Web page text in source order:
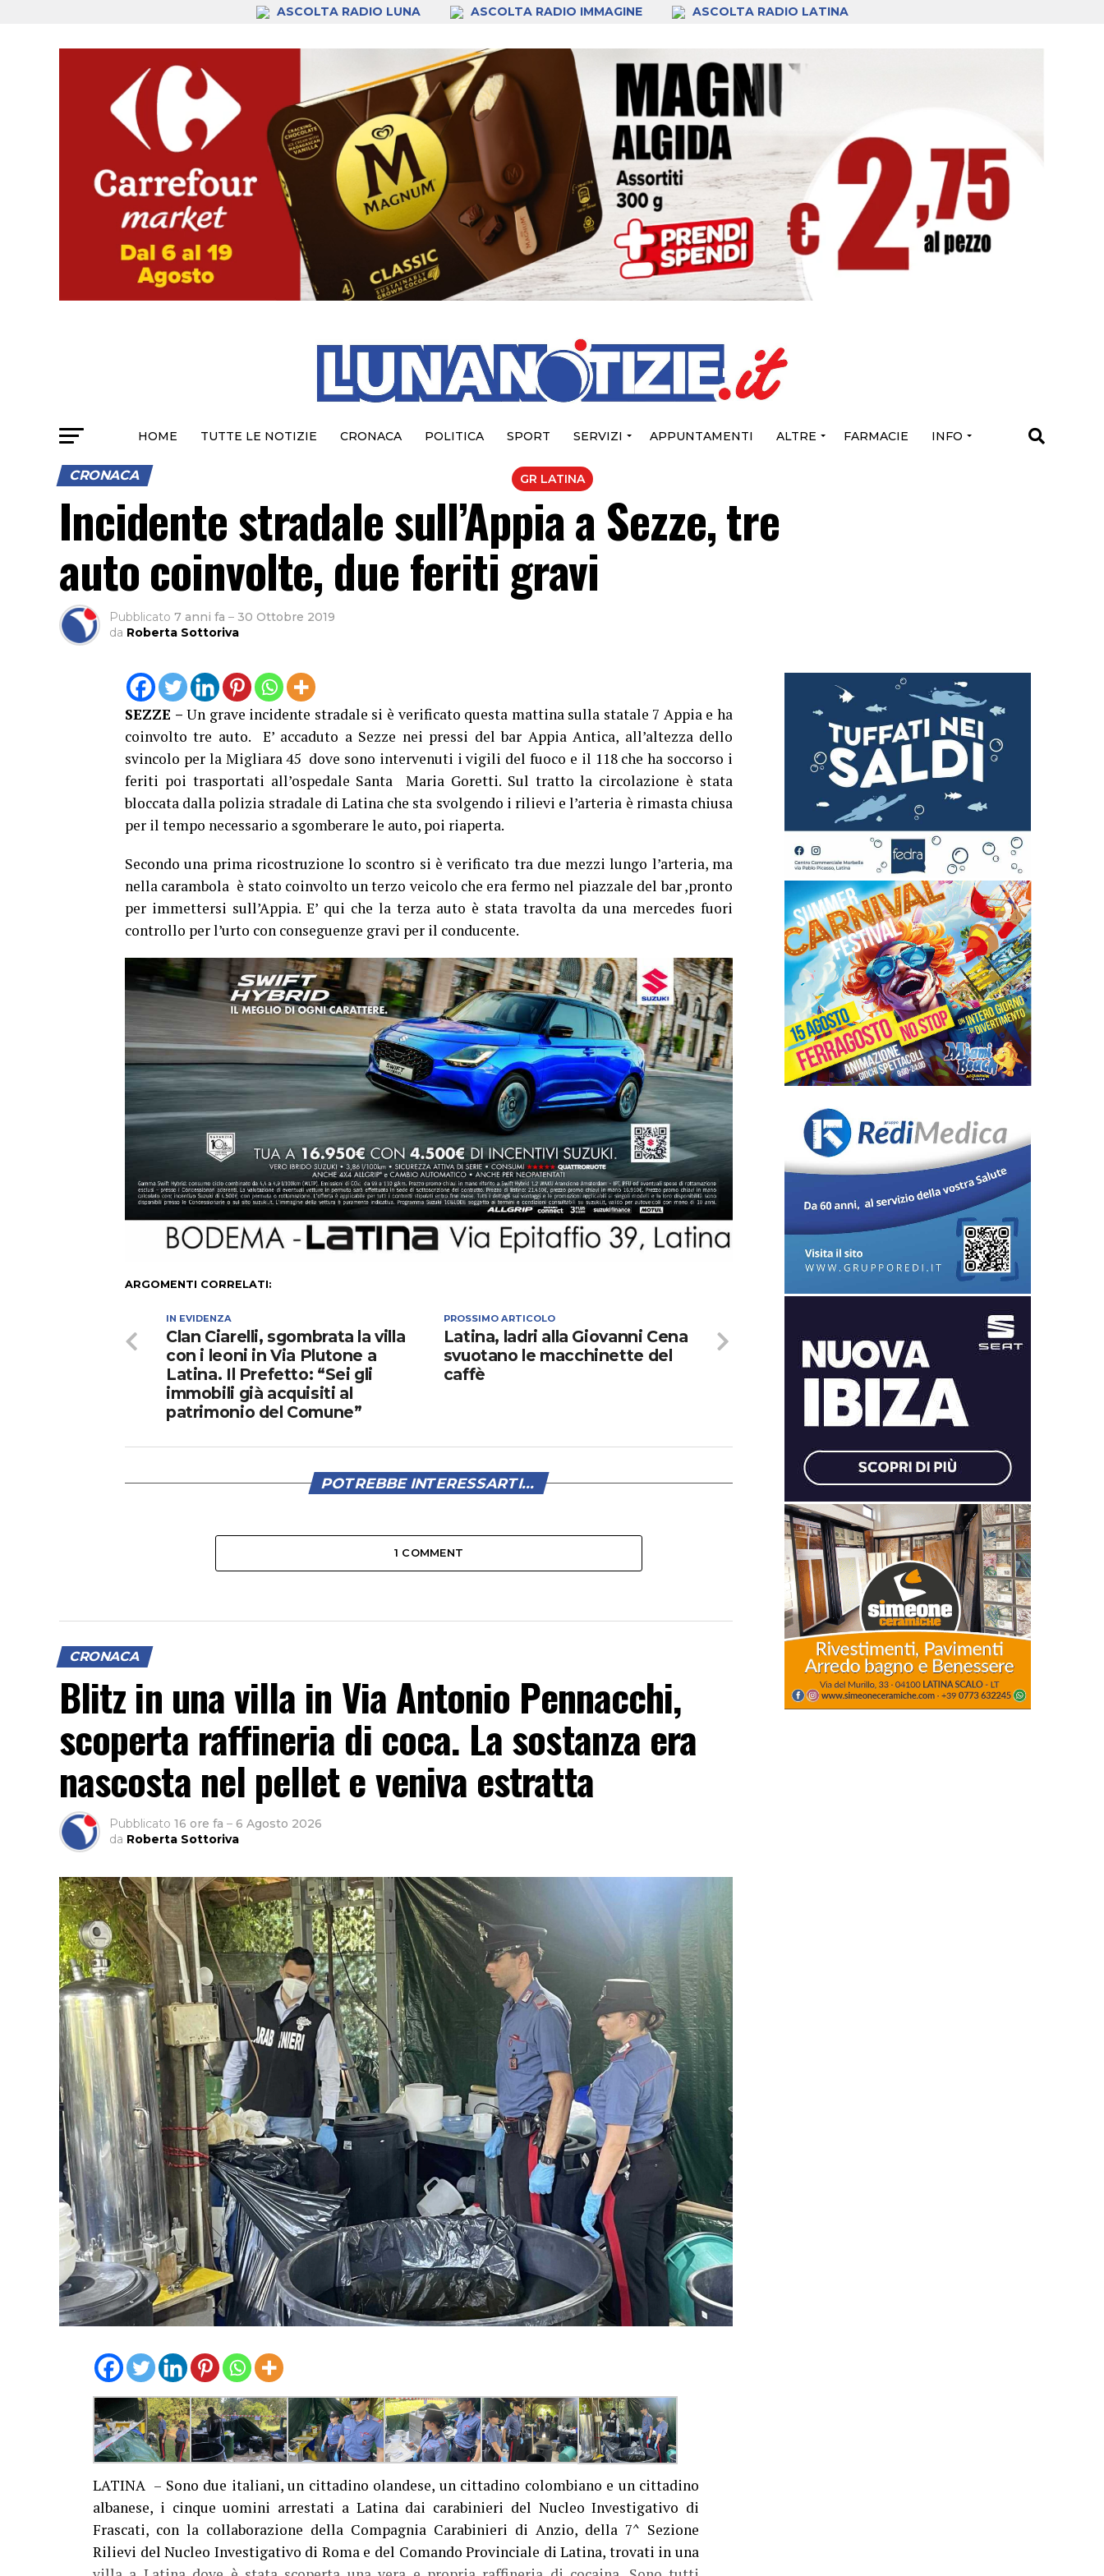
ASCOLTA RADIO LUNA ASCOLTA RADIO IMMAGINE ASCOLTA RADIO LATINA
HOME TUTTE LE NOTIZIE CRONACA POLITICA SPORT SERVIZI APPUNTAMENTI ALTRE FARMACIE INFO
GR LATINA
CRONACA
Incidente stradale sull’Appia a Sezze, tre
auto coinvolte, due feriti gravi
Pubblicato 7 anni fa – 30 Ottobre 2019
da Roberta Sottoriva
SEZZE –Un grave incidente stradale si è verificato questa mattina sulla statale 7 Appia e ha
coinvolto tre auto. E’ accaduto a Sezze nei pressi del bar Appia Antica, all’altezza dello
svincolo per la Migliara 45 dove sono intervenuti i vigili del fuoco e il 118 che ha soccorso i
feriti poi trasportati all’ospedale Santa Maria Goretti. Sul tratto la circolazione è stata
bloccata dalla polizia stradale di Latina che sta svolgendo i rilievi e l’arteria è rimasta chiusa
per il tempo necessario a sgomberare le auto, poi riaperta.
Secondo una prima ricostruzione lo scontro si è verificato tra due mezzi lungo l’arteria, ma
nella carambola è stato coinvolto un terzo veicolo che era fermo nel piazzale del bar ,pronto
per immettersi sull’Appia. E’ qui che la terza auto è stata travolta da una mercedes fuori
controllo per l’urto con conseguenze gravi per il conducente.
ARGOMENTI CORRELATI:
PROSSIMO ARTICOLO
Latina, ladri alla Giovanni Cena
svuotano le macchinette del
caffè
IN EVIDENZA
Clan Ciarelli, sgombrata la villa
con i leoni in Via Plutone a
Latina. Il Prefetto: “Sei gli
immobili già acquisiti al
patrimonio del Comune”
POTREBBE INTERESSARTI...
1 COMMENT
CRONACA
Blitz in una villa in Via Antonio Pennacchi,
scoperta raffineria di coca. La sostanza era
nascosta nel pellet e veniva estratta
Pubblicato 16 ore fa – 6 Agosto 2026
da Roberta Sottoriva
LATINA – Sono due italiani, un cittadino olandese, un cittadino colombiano e un cittadino
albanese, i cinque uomini arrestati a Latina dai carabinieri del Nucleo Investigativo di
Frascati, con la collaborazione della Compagnia Carabinieri di Anzio, della 7^ Sezione
Rilievi del Nucleo Investigativo di Roma e del Comando Provinciale di Latina, trovati in una